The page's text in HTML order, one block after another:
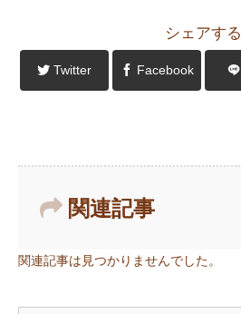
シェアする
Twitter Facebook
関連記事
関連記事は見つかりませんでした。